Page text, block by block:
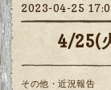
2023-04-25
4/25(
その他・近況報告